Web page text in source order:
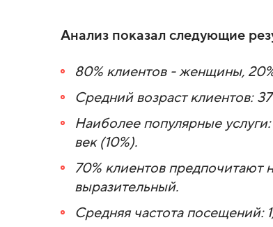
Анализ показал следующие
80% клиентов - женщины,
Средний возраст клиентов:
Наиболее популярные
век (10%).
70% клиентов предпочитают
выразительный.
Средняя частота посещений: